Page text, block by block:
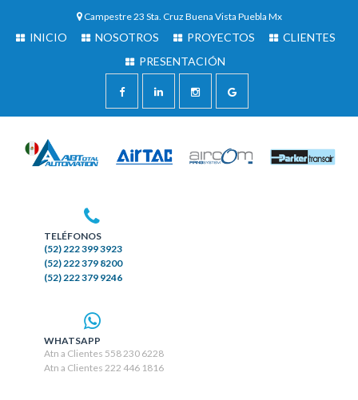
Campestre 23 Sta. Cruz Buena Vista Puebla Mx
INICIO NOSOTROS PROYECTOS
CLIENTES
PRESENTACIÓN
TELÉFONOS
(52) 222 399 3923
(52) 222 379 8200
(52) 222 379 9246
WHATSAPP
Atn a Clientes 558 230 6228
Atn a Clientes 222 446 1816